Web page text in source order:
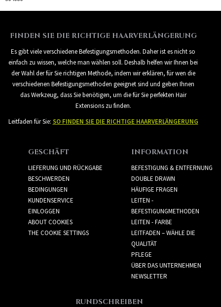
FINDEN SIE DIE RICHTIGE HAARVERLÄNGERUNG
Es gibt viele verschiedene Befestigungsmethoden. Daher ist es nicht so
einfach zu wissen, welche man wählen soll. Deshalb helfen wir Ihnen bei
der Wahl der für Sie richtigen Methode, indem wir erklären, für wen die
verschiedenen Befestigungsmethoden geeignet sind und geben Ihnen
das Werkzeug, dass Sie benötigen, um die für Sie perfekten Hair
Extensions zu finden.
Leitfaden für Sie: SO FINDEN SIE DIE RICHTIGE HAARVERLÄNGERUNG
GESCHÄFT
LIEFERUNG UND RÜCKGABE
BESCHWERDEN
BEDINGUNGEN
KUNDENSERVICE
EINLOGGEN
ABOUT COOKIES
THE COOKIE SETTINGS
INFORMATION
BEFESTIGUNG & ENTFERNUNG
DOUBLE DRAWN
HÄUFIGE FRAGEN
LEITEN -
BEFESTIGUNGMETHODEN
LEITEN - FARBE
LEITFADEN – WÄHLE DIE
QUALITÄT
PFLEGE
ÜBER DAS UNTERNEHMEN
NEWSLETTER
RUNDSCHREIBEN